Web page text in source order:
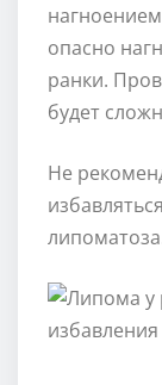
опасно
ранки.
будет
Не